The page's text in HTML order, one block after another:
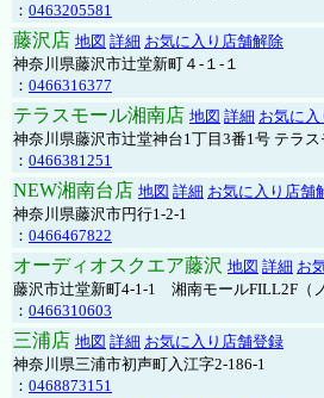
： 0463205581
藤沢店 地図 詳細 お気に入り店舗解除
神奈川県藤沢市辻堂新町４-１-１
： 0466316377
テラスモール湘南店 地図 詳細 お気に
神奈川県藤沢市辻堂神台1丁目3番1号 テラ
： 0466381251
NEW湘南台店 地図 詳細 お気に入り店舗
神奈川県藤沢市円行1-2-1
： 0466467822
オーディオスクエア藤沢 地図 詳細 お
藤沢市辻堂新町4-1-1 湘南モールFILL2F（ノ
： 0466310603
三浦店 地図 詳細 お気に入り店舗登録
神奈川県三浦市初声町入江字2-186-1
： 0468873151